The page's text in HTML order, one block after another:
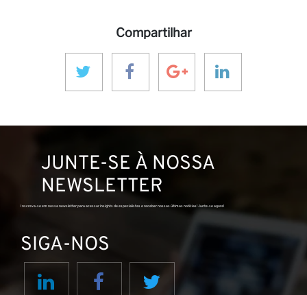
Compartilhar
JUNTE-SE À NOSSA
NEWSLETTER
Inscreva-se em nossa newsletter para acessar insights de especialistas e receber nossas últimas notícias! Junte-se agora!
SIGA-NOS